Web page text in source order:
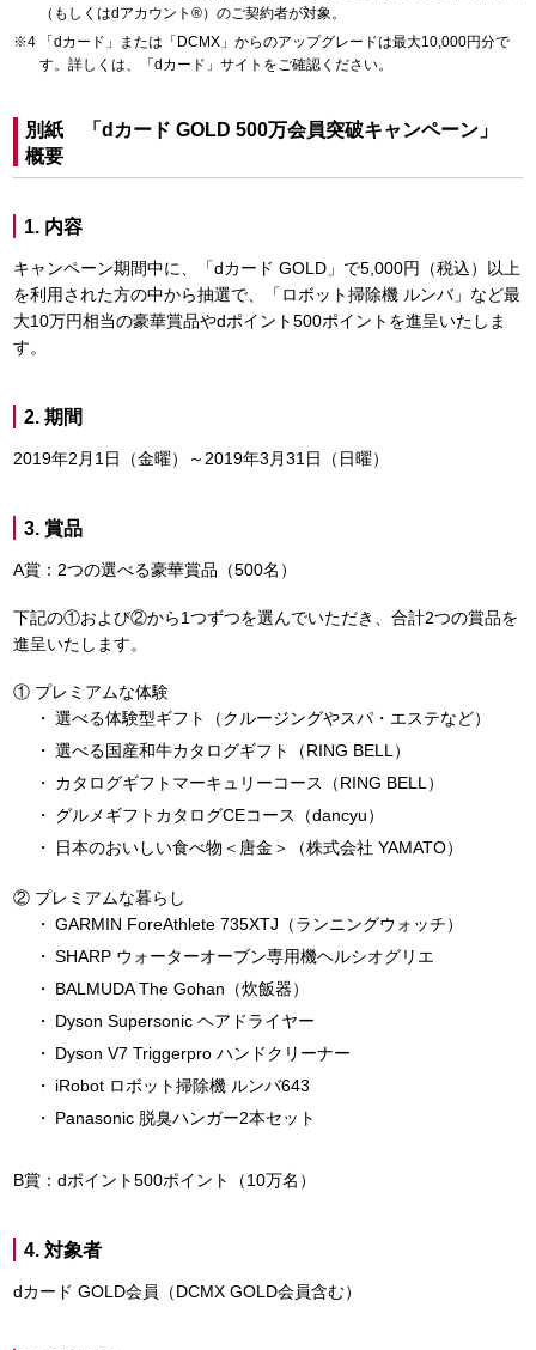
（もしくはdアカウント®）のご契約者が対象。
「dカード」または「DCMX」からのアップグレードは最大10,000円分で
す。詳しくは、「dカード」サイトをご確認ください。
別紙 「dカード GOLD 500万会員突破キャンペーン」
概要
1. 内容
キャンペーン期間中に、「dカード GOLD」で5,000円（税込）以上
を利用された方の中から抽選で、「ロボット掃除機 ルンバ」など最
大10万円相当の豪華賞品やdポイント500ポイントを進呈いたしま
す。
2. 期間
2019年2月1日（金曜）～2019年3月31日（日曜）
3. 賞品
A賞：2つの選べる豪華賞品（500名）
下記の①および②から1つずつを選んでいただき、合計2つの賞品を
進呈いたします。
プレミアムな体験
選べる体験型ギフト（クルージングやスパ・エステなど）
選べる国産和牛カタログギフト（RING BELL）
カタログギフトマーキュリーコース（RING BELL）
グルメギフトカタログCEコース（dancyu）
日本のおいしい食べ物＜唐金＞（株式会社 YAMATO）
プレミアムな暮らし
GARMIN ForeAthlete 735XTJ（ランニングウォッチ）
SHARP ウォーターオーブン専用機ヘルシオグリエ
BALMUDA The Gohan（炊飯器）
Dyson Supersonic ヘアドライヤー
Dyson V7 Triggerpro ハンドクリーナー
iRobot ロボット掃除機 ルンバ643
Panasonic 脱臭ハンガー2本セット
B賞：dポイント500ポイント（10万名）
4. 対象者
dカード GOLD会員（DCMX GOLD会員含む）